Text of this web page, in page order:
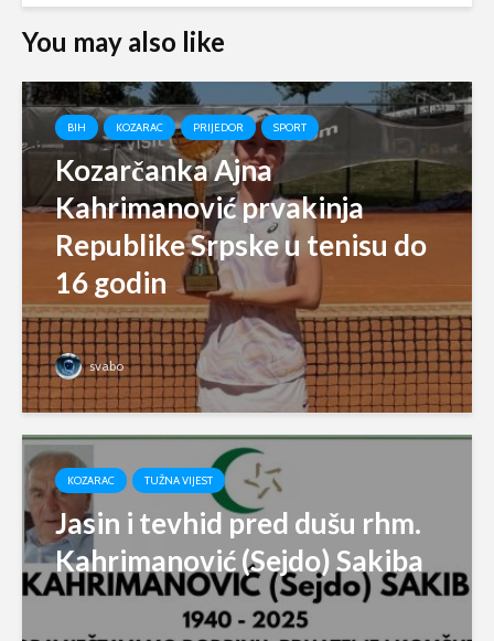
You may also like
BIH KOZARAC PRIJEDOR SPORT
Kozarčanka Ajna
Kahrimanović prvakinja
Republike Srpske u tenisu do
16 godin
svabo
KOZARAC TUŽNA VIJEST
Jasin i tevhid pred dušu rhm.
Kahrimanović (Sejdo) Sakiba